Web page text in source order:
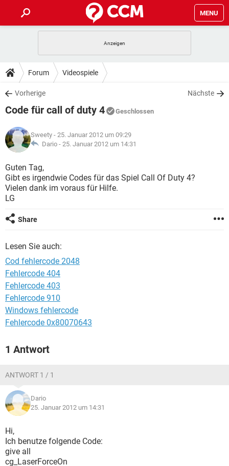
MENU
ANDROID
WINDOWS 10
WHATSAPP TIKTOK
FACEBOOK
TIPPS & TRICKS
SPIELE
WHATSAPP TIKTOK
FACEBOOK
DOWNLOADS
SPIELE STREAMING
ANDROID
WINDOWS 10 INSTAGRAM
WHATSAPP
FACEBOOK HARDWARE
SPIELE STREAMING
ANDROID
WINDOWS 10
WHATSAPP
LEXIKON
SPIELE
ANDROID IOS
WINDOWS 10
WHATSAPP
Forum Videospiele
Vorherige Nächste
Code für call of duty 4 Geschlossen
Sweety - 25. Januar 2012 um 09:29
Dario - 25. Januar 2012 um 14:31
Guten Tag,
Gibt es irgendwie Codes für das Spiel Call Of Duty 4?
Vielen dank im voraus für Hilfe.
LG
Share
Lesen Sie auch:
Cod fehlercode 2048
Fehlercode 404
Fehlercode 403
Fehlercode 910
Windows fehlercode
Fehlercode 0x80070643
1 Antwort
ANTWORT 1 / 1
Dario
25. Januar 2012 um 14:31
Hi,
Ich benutze folgende Code:
give all
cg_LaserForceOn